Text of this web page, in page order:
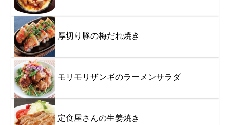
厚切り豚の梅だれ焼き
モリモリザンギのラーメンサラダ
定食屋さんの生姜焼き